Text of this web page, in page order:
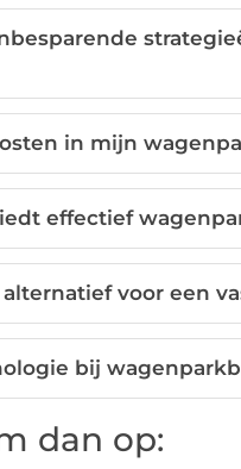
in mijn
effectief
voor een
bij
dan op: